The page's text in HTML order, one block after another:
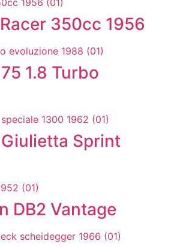
350cc 1956
1.8 Turbo
Sprint
DB2 Vantage